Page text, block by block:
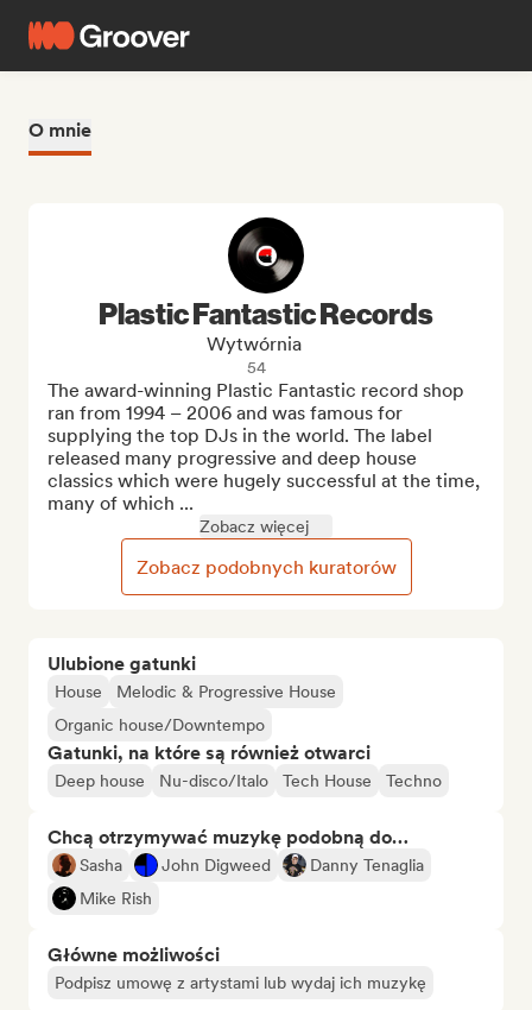
O mnie
Ulubione gatunki
House
Melodic & Progressive House
Organic house/Downtempo
Gatunki, na które są również otwarci
Deep house Nu-disco/Italo Tech House Techno
Chcą otrzymywać muzykę podobną do…
Sasha John Digweed
Danny Tenaglia
Mike Rish
Główne możliwości
Podpisz umowę z artystami lub wydaj ich muzykę
Plastic Fantastic Records
Wytwórnia
54
The award-winning Plastic Fantastic record shop
ran from 1994 – 2006 and was famous for
supplying the top DJs in the world. The label
released many progressive and deep house
classics which were hugely successful at the time,
many of which ...
Zobacz więcej
Zobacz podobnych kuratorów